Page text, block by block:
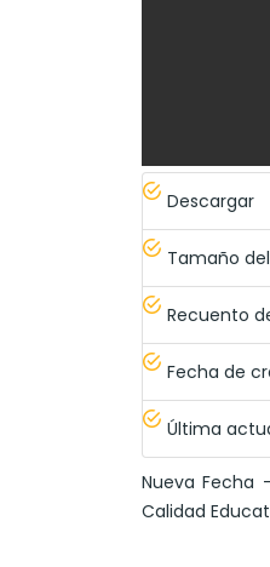
Descargar
Tamaño
Recuento
Fecha de
Última
Nueva Fecha
Calidad